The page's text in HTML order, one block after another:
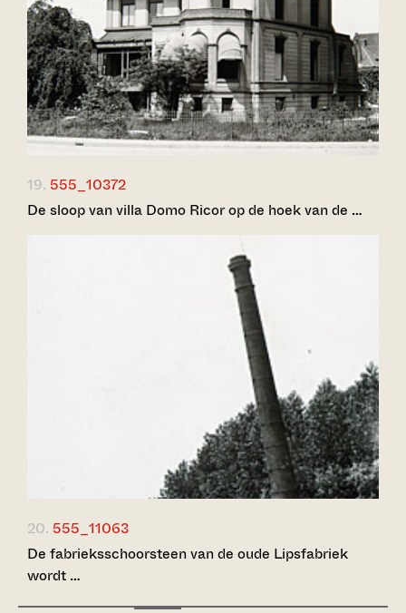
19. 555_10372
De sloop van villa Domo Ricor op de hoek van de …
20. 555_11063
De fabrieksschoorsteen van de oude Lipsfabriek
wordt …